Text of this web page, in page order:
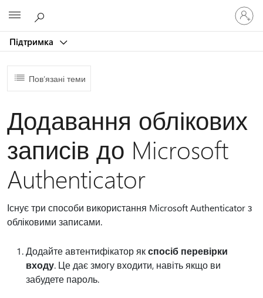
Підтримка
Увійдіть
свій
запис
Пов’язані теми
Додавання облікових
записів до Microsoft
Authenticator
Існує три способи використання Microsoft Authenticator з
обліковими записами.
Додайте автентифікатор якспосіб перевірки
входу. Це дає змогу входити, навіть якщо ви
забудете пароль.